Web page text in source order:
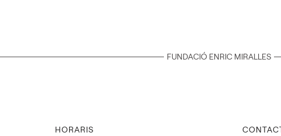
FUNDACIÓ ENRIC MIRALLES
HORARIS